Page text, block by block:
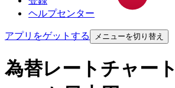
ヘルプセンター
アプリをゲットする
メニューを切り替え
為替レートチャー